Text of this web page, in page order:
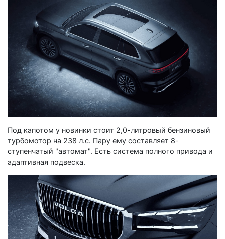
Под капотом у новинки стоит 2,0-литровый бензиновый
турбомотор на 238 л.с. Пару ему составляет 8-
ступенчатый "автомат". Есть система полного привода и
адаптивная подвеска.